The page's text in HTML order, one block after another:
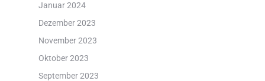
Januar 2024
Dezember 2023
November 2023
Oktober 2023
September 2023